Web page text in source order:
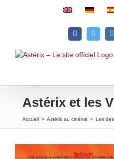
FacebookTwitter
Astérix et les
Accueil > Astérix au cinéma > Les